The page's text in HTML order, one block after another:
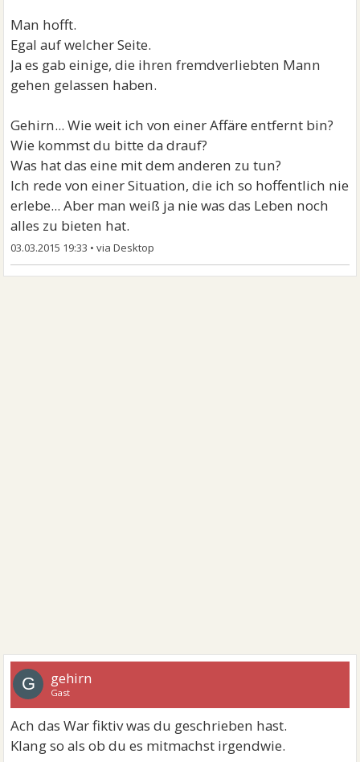
Man hofft.
Egal auf welcher Seite.
Ja es gab einige, die ihren fremdverliebten Mann
gehen gelassen haben.
Gehirn... Wie weit ich von einer Affäre entfernt bin?
Wie kommst du bitte da drauf?
Was hat das eine mit dem anderen zu tun?
Ich rede von einer Situation, die ich so hoffentlich nie
erlebe... Aber man weiß ja nie was das Leben noch
alles zu bieten hat.
03.03.2015 19:33 •
G gehirn
Gast
Ach das War fiktiv was du geschrieben hast.
Klang so als ob du es mitmachst irgendwie.